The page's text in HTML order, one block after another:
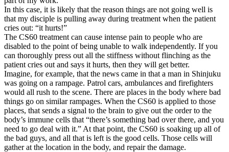
In this case, it is likely that the reason things are not going well is
that my disciple is pulling away during treatment when the patient
cries out: “it hurts!”
The CS60 treatment can cause intense pain to people who are
disabled to the point of being unable to walk independently. If you
can thoroughly press out all the stiffness without flinching as the
patient cries out and says it hurts, then they will get better.
Imagine, for example, that the news came in that a man in Shinjuku
was going on a rampage. Patrol cars, ambulances and firefighters
would all rush to the scene. There are places in the body where bad
things go on similar rampages. When the CS60 is applied to those
places, that sends a signal to the brain to give out the order to the
body’s immune cells that “there’s something bad over there, and you
need to go deal with it.” At that point, the CS60 is soaking up all of
the bad guys, and all that is left is the good cells. Those cells will
gather at the location in the body, and repair the damage.